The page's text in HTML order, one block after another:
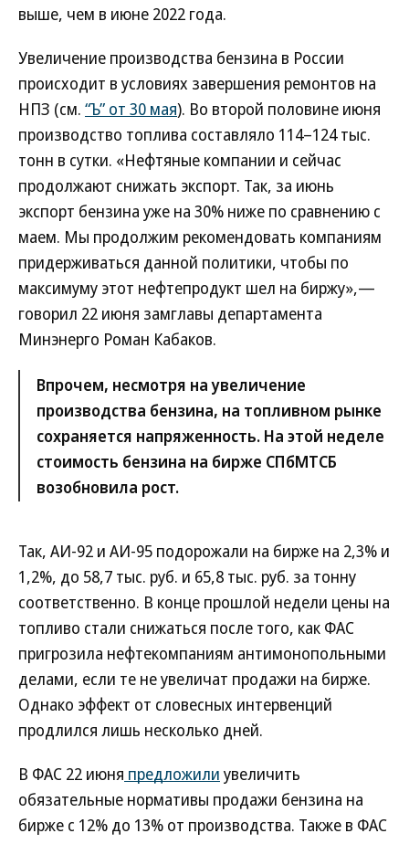
выше, чем в июне 2022 года.
Увеличение производства бензина в России
происходит в условиях завершения ремонтов на
НПЗ (см. “Ъ” от 30 мая). Во второй половине июня
производство топлива составляло 114–124 тыс.
тонн в сутки. «Нефтяные компании и сейчас
продолжают снижать экспорт. Так, за июнь
экспорт бензина уже на 30% ниже по сравнению с
маем. Мы продолжим рекомендовать компаниям
придерживаться данной политики, чтобы по
максимуму этот нефтепродукт шел на биржу»,—
говорил 22 июня замглавы департамента
Минэнерго Роман Кабаков.
Впрочем, несмотря на увеличение
производства бензина, на топливном рынке
сохраняется напряженность. На этой неделе
стоимость бензина на бирже СПбМТСБ
возобновила рост.
Так, АИ-92 и АИ-95 подорожали на бирже на 2,3% и
1,2%, до 58,7 тыс. руб. и 65,8 тыс. руб. за тонну
соответственно. В конце прошлой недели цены на
топливо стали снижаться после того, как ФАС
пригрозила нефтекомпаниям антимонопольными
делами, если те не увеличат продажи на бирже.
Однако эффект от словесных интервенций
продлился лишь несколько дней.
В ФАС 22 июня предложили увеличить
обязательные нормативы продажи бензина на
бирже с 12% до 13% от производства. Также в ФАС